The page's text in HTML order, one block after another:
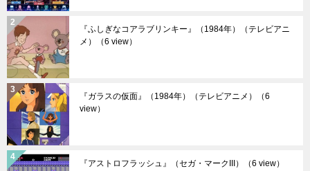
『ふしぎなコアラブリンキー』（1984年）（テレビアニ
メ）
（6 view）
『ガラスの仮面』（1984年）（テレビアニメ）
（6
view）
『アストロフラッシュ』（セガ・マークIII） （6 view）